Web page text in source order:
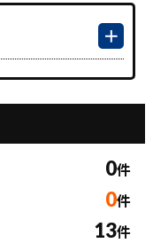
0件
0件
13件